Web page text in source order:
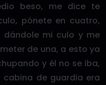
beso, me dice te
pónete en cuatro,
mi culo y me
de una, a esto ya
y él no se iba,
de guardia era